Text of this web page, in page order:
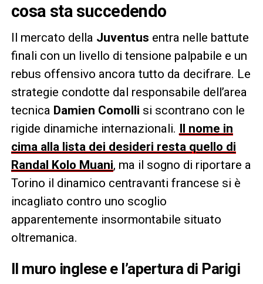
cosa sta succedendo
Il mercato della Juventus entra nelle battute
finali con un livello di tensione palpabile e un
rebus offensivo ancora tutto da decifrare. Le
strategie condotte dal responsabile dell’area
tecnica Damien Comolli si scontrano con le
rigide dinamiche internazionali. Il nome in
cima alla lista dei desideri resta quello di
Randal Kolo Muani, ma il sogno di riportare a
Torino il dinamico centravanti francese si è
incagliato contro uno scoglio
apparentemente insormontabile situato
oltremanica.
Il muro inglese e l’apertura di Parigi